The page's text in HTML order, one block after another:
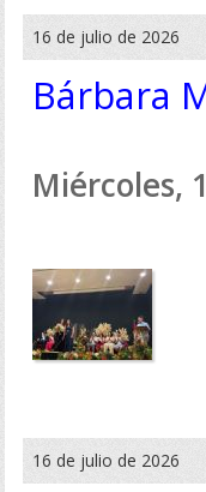
16 de julio de 2026
Bárbara
Miércoles,
16 de julio de 2026